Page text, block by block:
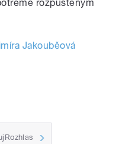
rozpuštěným
Jakouběová